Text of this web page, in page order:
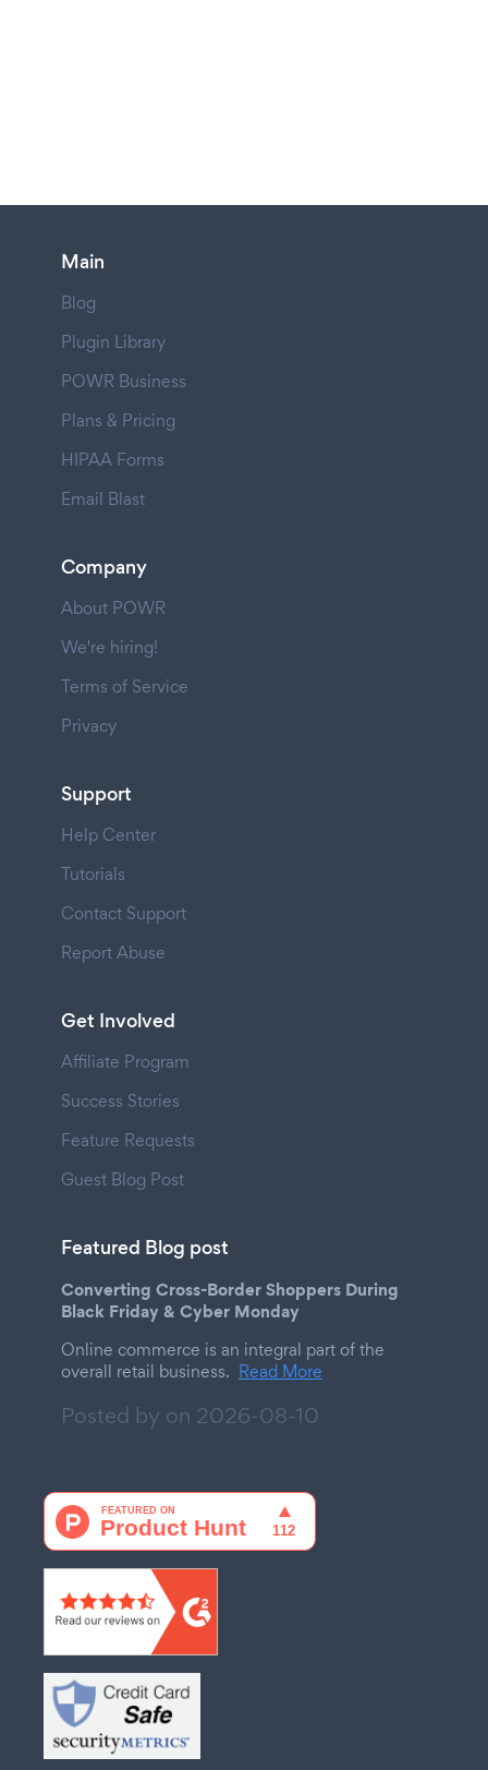
Main
Blog
Plugin Library
POWR Business
Plans & Pricing
HIPAA Forms
Email Blast
Company
About POWR
We're hiring!
Terms of Service
Privacy
Support
Help Center
Tutorials
Contact Support
Report Abuse
Get Involved
Affiliate Program
Success Stories
Feature Requests
Guest Blog Post
Featured Blog post
Converting Cross-Border Shoppers During
Black Friday & Cyber Monday
Online commerce is an integral part of the
overall retail business. Read More
Posted by on 2026-08-10